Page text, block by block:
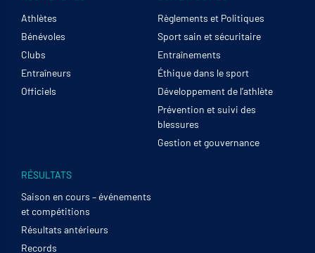
Athlètes
Bénévoles
Clubs
Entraîneurs
Officiels
Règlements et Politiques
Sport sain et sécuritaire
Entraînements
Éthique dans le sport
Développement de l’athlète
Prévention et suivi des
blessures
Gestion et gouvernance
RÉSULTATS
Saison en cours – événements
et compétitions
Résultats antérieurs
Records